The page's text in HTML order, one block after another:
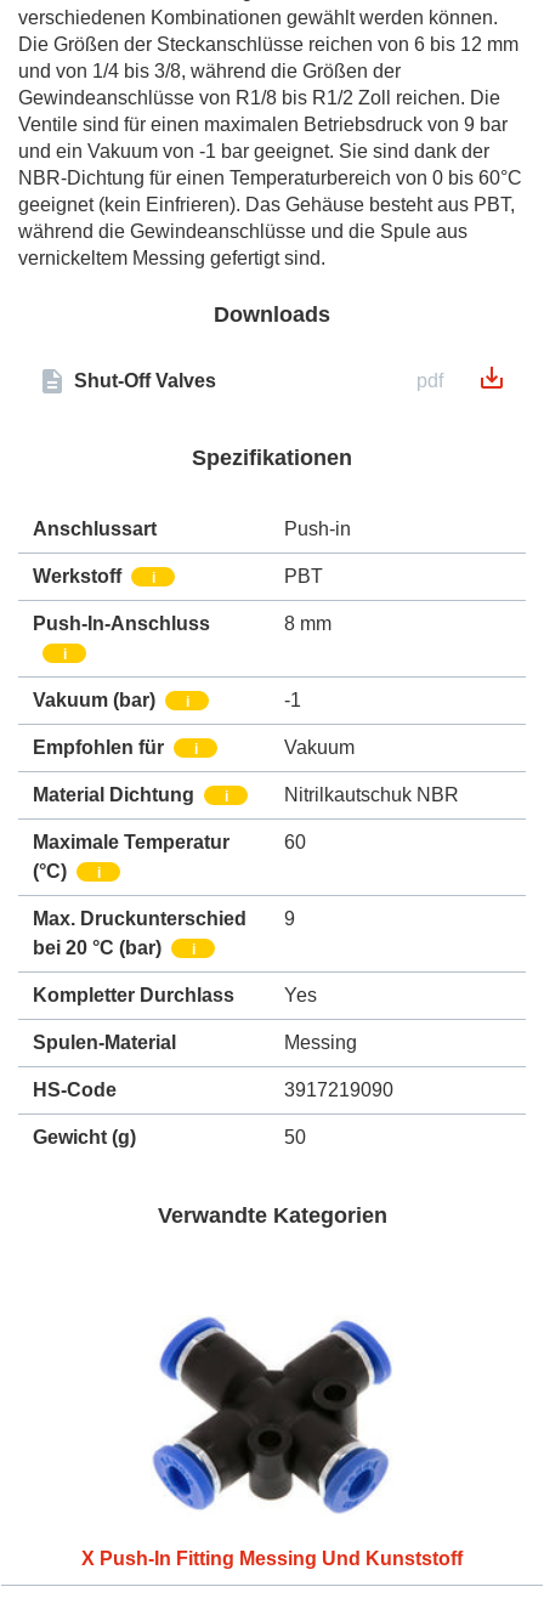
verschiedenen Kombinationen gewählt werden können.
Die Größen der Steckanschlüsse reichen von 6 bis 12 mm
und von 1/4 bis 3/8, während die Größen der
Gewindeanschlüsse von R1/8 bis R1/2 Zoll reichen. Die
Ventile sind für einen maximalen Betriebsdruck von 9 bar
und ein Vakuum von -1 bar geeignet. Sie sind dank der
NBR-Dichtung für einen Temperaturbereich von 0 bis 60°C
geeignet (kein Einfrieren). Das Gehäuse besteht aus PBT,
während die Gewindeanschlüsse und die Spule aus
vernickeltem Messing gefertigt sind.
Downloads
Shut-Off Valves pdf
Spezifikationen
Anschlussart Push-in
Werkstoff i PBT
Push-In-Anschluss
i
8 mm
Vakuum (bar) i -1
Empfohlen für i Vakuum
Material Dichtung i Nitrilkautschuk NBR
Maximale Temperatur
(°C)
i
60
Max. Druckunterschied
bei 20 °C (bar)
i
9
Kompletter Durchlass Yes
Spulen-Material Messing
HS-Code 3917219090
Gewicht (g) 50
Verwandte Kategorien
X Push-In Fitting Messing Und Kunststoff